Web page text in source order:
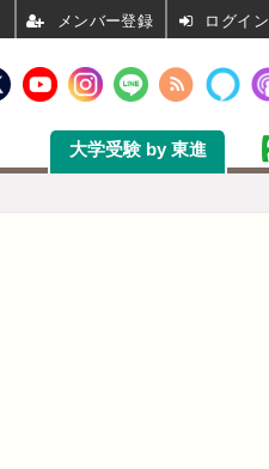
大学受験 by 東進
ログイン